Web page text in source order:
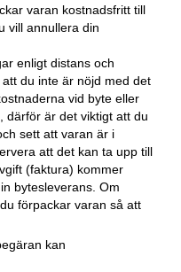
varan kostnadsfritt till
vill annullera din
enligt distans och
du inte är nöjd med det
vid byte eller
därför är det viktigt att du
sett att varan är i
att det kan ta upp till
(faktura) kommer
bytesleverans. Om
förpackar varan så att
kan